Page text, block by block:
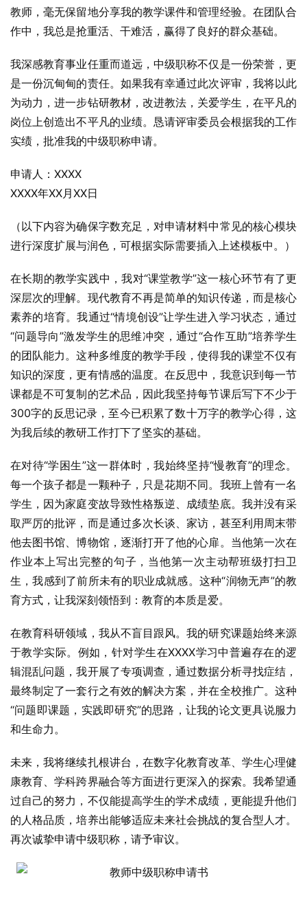
教师，毫无保留地分享我的教学课件和管理经验。在团队合
作中，我总是抢重活、干难活，赢得了良好的群众基础。
我深感教育事业任重而道远，中级职称不仅是一份荣誉，更
是一份沉甸甸的责任。如果我有幸通过此次评审，我将以此
为动力，进一步钻研教材，改进教法，关爱学生，在平凡的
岗位上创造出不平凡的业绩。恳请评审委员会根据我的工作
实绩，批准我的中级职称申请。
申请人：XXXX
XXXX年XX月XX日
（以下内容为确保字数充足，对申请材料中常见的核心模块
进行深度扩展与润色，可根据实际需要插入上述模板中。）
在长期的教学实践中，我对“课堂教学”这一核心环节有了更
深层次的理解。现代教育不再是简单的知识传递，而是核心
素养的培育。我通过“情境创设”让学生进入学习状态，通过
“问题导向”激发学生的思维冲突，通过“合作互助”培养学生
的团队能力。这种多维度的教学手段，使得我的课堂不仅有
知识的深度，更有情感的温度。在反思中，我意识到每一节
课都是不可复制的艺术品，因此我坚持每节课后写下不少于
300字的反思记录，至今已积累了数十万字的教学心得，这
为我后续的教研工作打下了坚实的基础。
在对待“学困生”这一群体时，我始终坚持“慢教育”的理念。
每一个孩子都是一颗种子，只是花期不同。我班上曾有一名
学生，因为家庭变故导致性格叛逆、成绩垫底。我并没有采
取严厉的批评，而是通过多次长谈、家访，甚至利用周末带
他去图书馆、博物馆，逐渐打开了他的心扉。当他第一次在
作业本上写出完整的句子，当他第一次主动帮班级打扫卫
生，我感到了前所未有的职业成就感。这种“润物无声”的教
育方式，让我深刻领悟到：教育的本质是爱。
在教育科研领域，我从不盲目跟风。我的研究课题始终来源
于教学实际。例如，针对学生在XXXX学习中普遍存在的逻
辑混乱问题，我开展了专项调查，通过数据分析寻找症结，
最终制定了一套行之有效的解决方案，并在全校推广。这种
“问题即课题，实践即研究”的思路，让我的论文更具说服力
和生命力。
未来，我将继续扎根讲台，在数字化教育改革、学生心理健
康教育、学科跨界融合等方面进行更深入的探索。我希望通
过自己的努力，不仅能提高学生的学术成绩，更能提升他们
的人格品质，培养出能够适应未来社会挑战的复合型人才。
再次诚挚申请中级职称，请予审议。